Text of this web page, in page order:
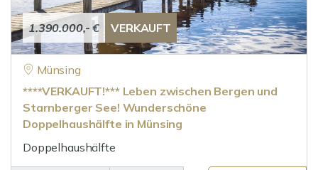
1.390.000,- € VERKAUFT
Münsing
****VERKAUFT!*** Leben zwischen Bergen und
Starnberger See! Wunderschöne
Doppelhaushälfte in Münsing
Doppelhaushälfte